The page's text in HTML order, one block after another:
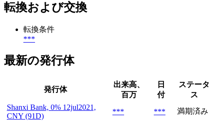
転換および交換
転換条件
***
最新の発行体
発行体
出来高、
百万
日
付
ステータ
ス
Shanxi Bank, 0% 12jul2021,
CNY (91D)
*** ***
満期済み